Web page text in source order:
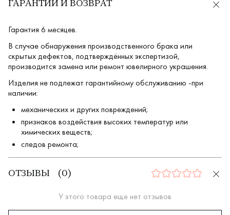
ГАРАНТИИ И ВОЗВРАТ
Гарантия 6 месяцев.
В случае обнаружения производственного брака или
скрытых дефектов, подтверждённых экспертизой,
производится замена или ремонт ювелирного украшения.
Изделия не подлежат гарантийному обслуживанию -при
наличии:
механических и других повреждений;
признаков воздействия высоких температур или
химических веществ;
следов ремонта;
ОТЗЫВЫ ( 0) 0
У этого товара еще нет отзывов